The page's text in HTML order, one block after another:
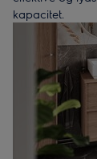
kapacitet.